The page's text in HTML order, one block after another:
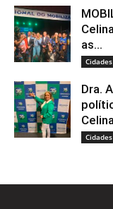
as...
Cidades
Dra.
Cidades